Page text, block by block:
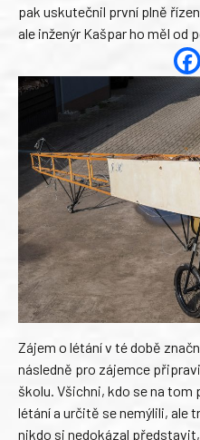
pak uskutečnil první plně
ale inženýr Kašpar ho měl od
Zájem o létání v té době
následně pro zájemce
školu. Všichni, kdo se na
létání a určitě se nemýlili,
nikdo si nedokázal